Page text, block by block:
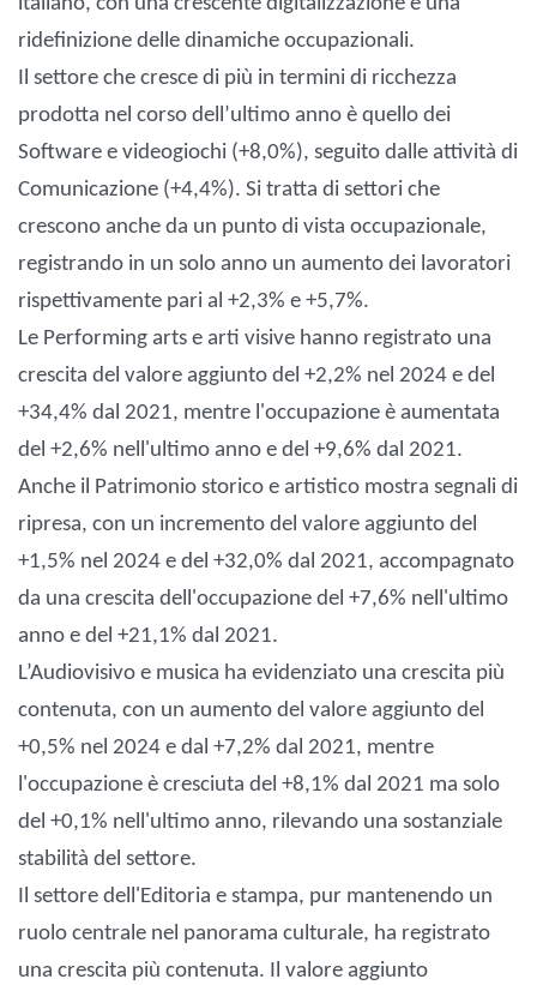
ridefinizione delle dinamiche occupazionali.
Il settore che cresce di più in termini di ricchezza
prodotta nel corso dell’ultimo anno è quello dei
Software e videogiochi (+8,0%), seguito dalle attività di
Comunicazione (+4,4%). Si tratta di settori che
crescono anche da un punto di vista occupazionale,
registrando in un solo anno un aumento dei lavoratori
rispettivamente pari al +2,3% e +5,7%.
Le Performing arts e arti visive hanno registrato una
crescita del valore aggiunto del +2,2% nel 2024 e del
+34,4% dal 2021, mentre l'occupazione è aumentata
del +2,6% nell'ultimo anno e del +9,6% dal 2021.
Anche il Patrimonio storico e artistico mostra segnali di
ripresa, con un incremento del valore aggiunto del
+1,5% nel 2024 e del +32,0% dal 2021, accompagnato
da una crescita dell'occupazione del +7,6% nell'ultimo
anno e del +21,1% dal 2021.
L’Audiovisivo e musica ha evidenziato una crescita più
contenuta, con un aumento del valore aggiunto del
+0,5% nel 2024 e dal +7,2% dal 2021, mentre
l'occupazione è cresciuta del +8,1% dal 2021 ma solo
del +0,1% nell'ultimo anno, rilevando una sostanziale
stabilità del settore.
Il settore dell'Editoria e stampa, pur mantenendo un
ruolo centrale nel panorama culturale, ha registrato
una crescita più contenuta. Il valore aggiunto